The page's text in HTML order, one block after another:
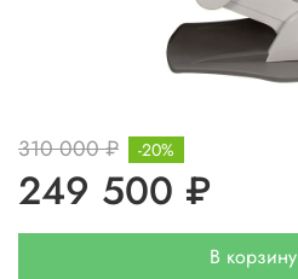
310 000 ₽
249 500 ₽
-20%
В корзину